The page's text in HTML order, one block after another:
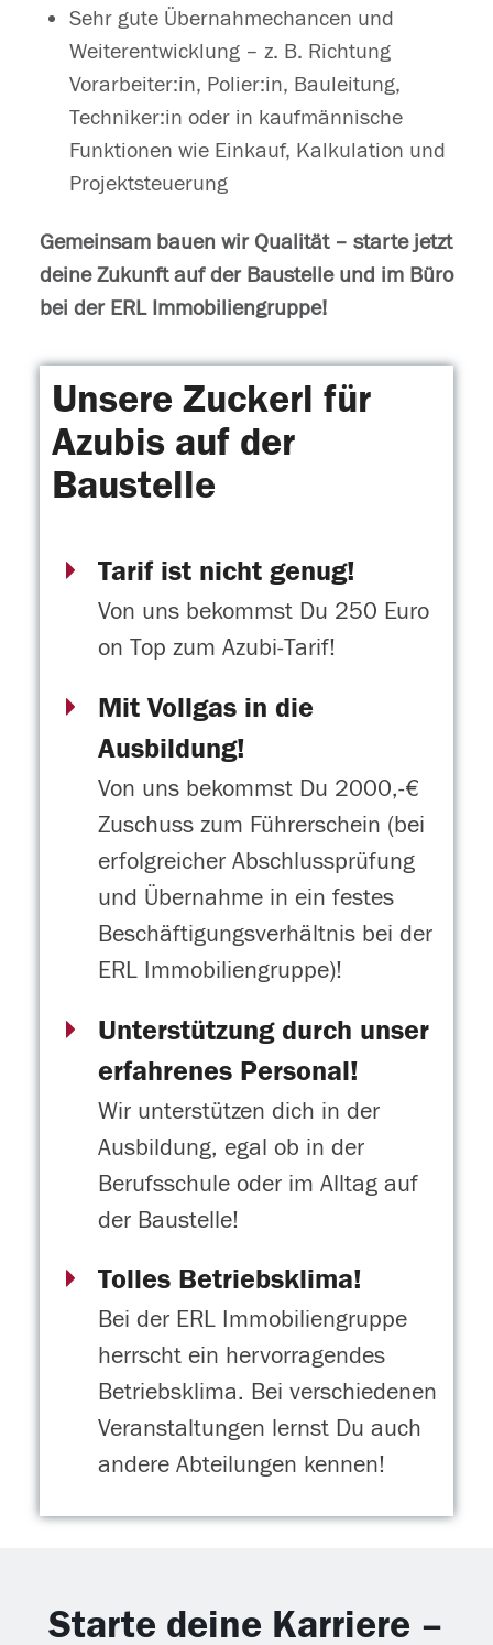
Sehr gute Übernahmechancen und
Weiterentwicklung – z. B. Richtung
Vorarbeiter:in, Polier:in, Bauleitung,
Techniker:in oder in kaufmännische
Funktionen wie Einkauf, Kalkulation und
Projektsteuerung
Gemeinsam bauen wir Qualität – starte jetzt
deine Zukunft auf der Baustelle und im Büro
bei der ERL Immobiliengruppe!
Unsere Zuckerl für
Azubis auf der
Baustelle
Tarif ist nicht genug!
Von uns bekommst Du 250 Euro
on Top zum Azubi-Tarif!
Mit Vollgas in die
Ausbildung!
Von uns bekommst Du 2000,-€
Zuschuss zum Führerschein (bei
erfolgreicher Abschlussprüfung
und Übernahme in ein festes
Beschäftigungsverhältnis bei der
ERL Immobiliengruppe)!
Unterstützung durch unser
erfahrenes Personal!
Wir unterstützen dich in der
Ausbildung, egal ob in der
Berufsschule oder im Alltag auf
der Baustelle!
Tolles Betriebsklima!
Bei der ERL Immobiliengruppe
herrscht ein hervorragendes
Betriebsklima. Bei verschiedenen
Veranstaltungen lernst Du auch
andere Abteilungen kennen!
Starte deine Karriere –